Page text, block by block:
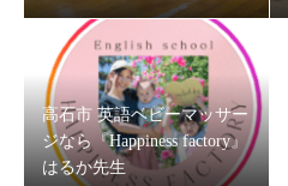
します
高石市 英語ベビーマッサー
ジなら『Happiness factory』
はるか先生